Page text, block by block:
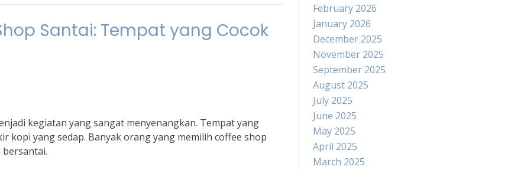
Santai: Tempat yang Cocok
kegiatan yang sangat menyenangkan. Tempat yang
kopi yang sedap. Banyak orang yang memilih coffee shop
February 2026
January 2026
December 2025
November 2025
September 2025
August 2025
July 2025
June 2025
May 2025
April 2025
March 2025